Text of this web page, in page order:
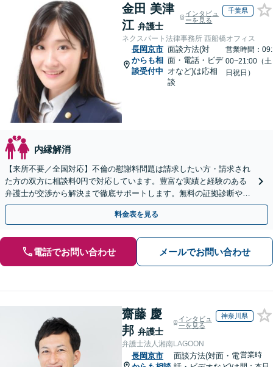
金田 美津
江 弁護士
インタビュ
ーを見る
千葉県
ネクスパート法律事務所 西船橋オフィス
長岡京市
からも相
談受付中
面談方法(対
面・電話・ビデ
オなど)は応相
談
営業時間：09:
00~21:00（土
日祝日）
内縁解消
【来所不要／全国対応】不倫の慰謝料問題は請求したい方・請求され
た方の双方に相談料0円で対応しています。豊富な実績と経験のある
弁護士が交渉から解決まで徹底サポートします。無料の証拠診断や着
手金の返還保証もありますので安心してご相談ください。
料金表を見る
電話でお問い合わせ メールでお問い合わせ
齋藤 慶
邦 弁護士
インタビュ
ーを見る
神奈川県
弁護士法人湘南LAGOON
長岡京市
面談方法(対面・電営業時